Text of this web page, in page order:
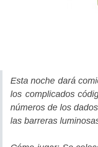
Esta noche dará
los complicados
números de los
las barreras